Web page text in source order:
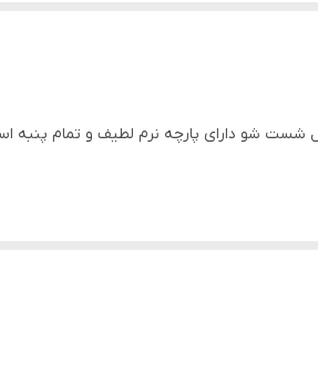
شست شو دارای پارچه نرم لطیف و تمام پنبه